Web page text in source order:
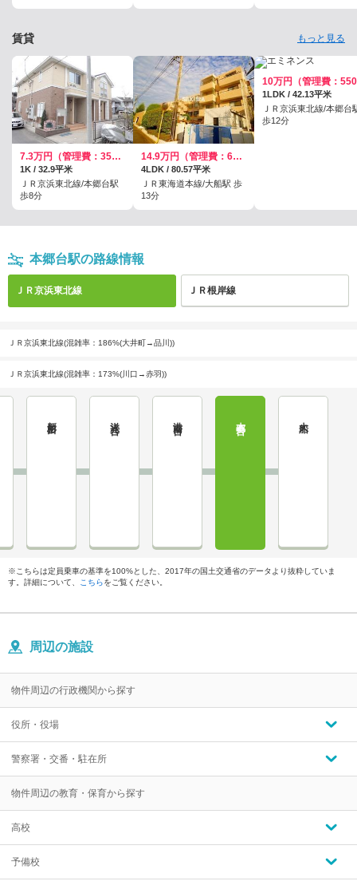
賃貸 もっと見る
7.3万円（管理費：3500円）
1K / 32.9平米
ＪＲ京浜東北線/本郷台駅
歩8分
14.9万円（管理費：6000円）
4LDK / 80.57平米
ＪＲ東海道本線/大船駅 歩
13分
1LDK / 42.13平米
ＪＲ京浜東北線/本郷台
歩12分
本郷台駅の路線情報
ＪＲ京浜東北線 ＪＲ根岸線
ＪＲ京浜東北線(混雑率：186%(大井町→品川))
ＪＲ京浜東北線(混雑率：173%(川口→赤羽))
※こちらは定員乗車の基準を100%とした、2017年の国土交通省のデータより抜粋していま
す。詳細について、
こちらをご覧ください。
周辺の施設
物件周辺の行政機関から探す
役所・役場
警察署・交番・駐在所
物件周辺の教育・保育から探す
高校
予備校